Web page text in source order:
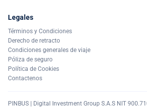
Legales
Términos y Condiciones
Derecho de retracto
Condiciones generales de viaje
Póliza de seguro
Política de Cookies
Contactenos
PINBUS | Digital Investment Group S.A.S NIT